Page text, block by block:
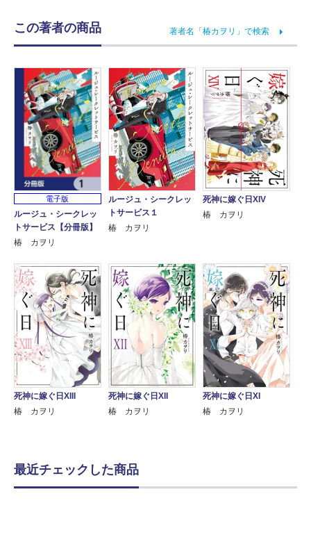
この著者の商品 著者名「椿カヲリ」で検索
電子版
ルージュ・シークレッ
トサービス【分冊版】
椿 カヲリ
ルージュ・シークレッ
トサービス１
椿 カヲリ
死神に嫁ぐ日XIV
椿 カヲリ
死神に嫁ぐ日XIII
椿 カヲリ
死神に嫁ぐ日XII
椿 カヲリ
死神に嫁ぐ日XI
椿 カヲリ
最近チェックした商品